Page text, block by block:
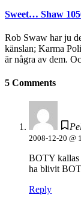
Sweet… Shaw
Rob Swaw har ju
känslan; Karma
är några av dem.
5 Comments
2008-12-20 @
BOTY kallas
ha blivit
Reply